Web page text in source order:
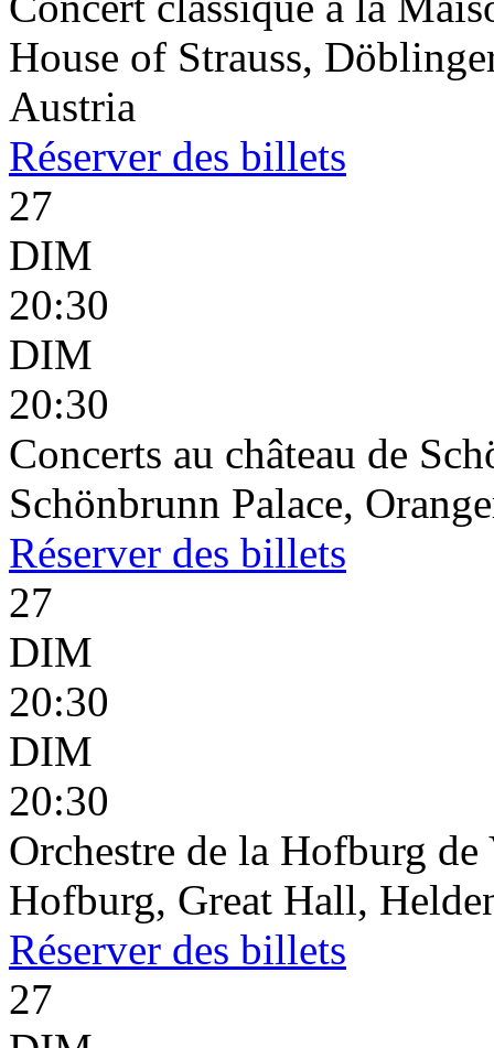
House of Strauss,
Austria
Réserver des billets
27
DIM
20:30
DIM
20:30
Concerts au château de
Schönbrunn Palace,
Réserver des billets
27
DIM
20:30
DIM
20:30
Orchestre de la Hofburg de
Hofburg, Great Hall,
Réserver des billets
27